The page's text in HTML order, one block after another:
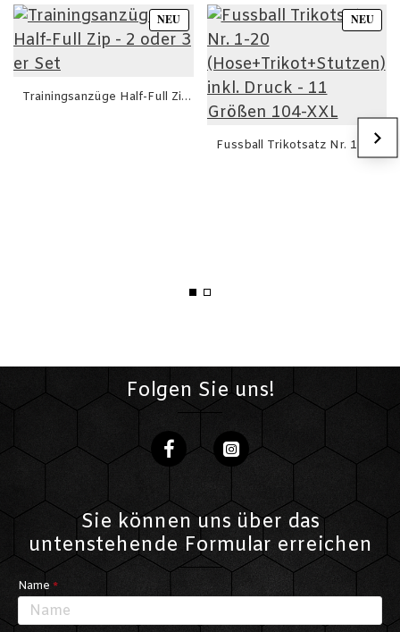
NEU
Trainingsanzüge Half-Full Zip - 2 oder 3 er Set
NEU
Fussball Trikotsatz Nr. 1-20 (Hose+Trikot+Stutzen) inkl. Druck - 11 Größen 104-XXL
Folgen Sie uns!
Sie können uns über das
untenstehende Formular erreichen
Name